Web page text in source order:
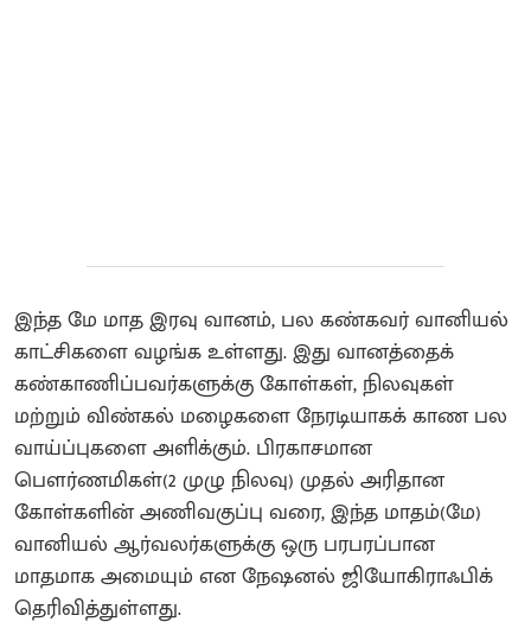
இந்த மே மாத இரவு வானம், பல கண்கவர் வானியல்
காட்சிகளை வழங்க உள்ளது. இது வானத்தைக்
கண்காணிப்பவர்களுக்கு கோள்கள், நிலவுகள்
மற்றும் விண்கல் மழைகளை நேரடியாகக் காண பல
வாய்ப்புகளை அளிக்கும். பிரகாசமான
பௌர்ணமிகள்(2 முழு நிலவு) முதல் அரிதான
கோள்களின் அணிவகுப்பு வரை, இந்த மாதம்(மே)
வானியல் ஆர்வலர்களுக்கு ஒரு பரபரப்பான
மாதமாக அமையும் என நேஷனல் ஜியோகிராஃபிக்
தெரிவித்துள்ளது.